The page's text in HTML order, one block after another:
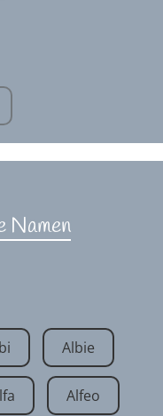
Namen
Albie
Alfeo